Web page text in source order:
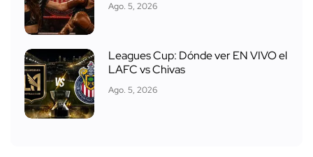
Ago. 5, 2026
Leagues Cup: Dónde ver EN VIVO el
LAFC vs Chivas
Ago. 5, 2026